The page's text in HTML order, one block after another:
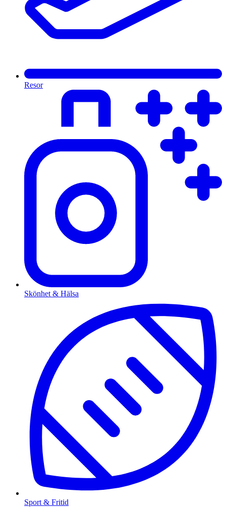
Resor
Skönhet & Hälsa
Sport & Fritid